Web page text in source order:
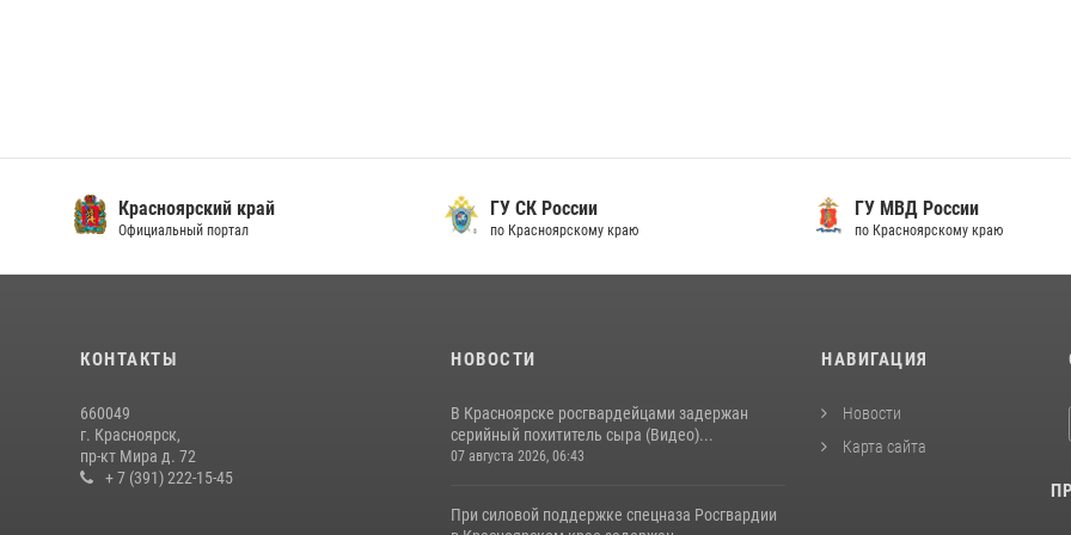
Красноярский край
Официальный портал
ГУ СК России
по Красноярскому краю
ГУ МВД России
по Красноярскому краю
КОНТАКТЫ
660049
г. Красноярск,
пр-кт Мира д. 72
+ 7 (391) 222-15-45
НОВОСТИ
В Красноярске росгвардейцами задержан
серийный похититель сыра (Видео)...
07 августа 2026, 06:43
При силовой поддержке спецназа Росгвардии
НАВИГАЦИЯ
Новости
Карта сайта